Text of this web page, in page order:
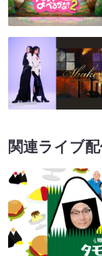
関連ライブ